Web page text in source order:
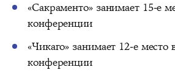
«Сакраменто» занимает 15-е
конференции
«Чикаго» занимает 12-е место
конференции